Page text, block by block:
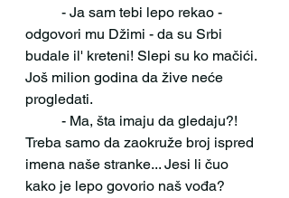
odgovori mu Džimi - da su Srbi
budale il' kreteni! Slepi su ko mačići.
Još milion godina da žive neće
progledati.
Treba samo da zaokruže broj ispred
imena naše stranke... Jesi li čuo
kako je lepo govorio naš vođa?